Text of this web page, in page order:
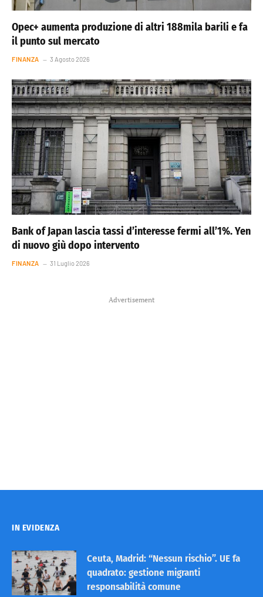
Opec+ aumenta produzione di altri 188mila barili e fa
il punto sul mercato
FINANZA 3 Agosto 2026
Bank of Japan lascia tassi d’interesse fermi all’1%. Yen
di nuovo giù dopo intervento
FINANZA 31 Luglio 2026
Advertisement
IN EVIDENZA
Ceuta, Madrid: “Nessun rischio”. UE fa
quadrato: gestione migranti
responsabilità comune